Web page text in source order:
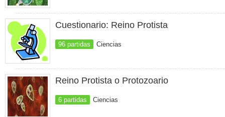
Cuestionario: Reino Protista
96 partidas Ciencias
Reino Protista o Protozoario
6 partidas Ciencias